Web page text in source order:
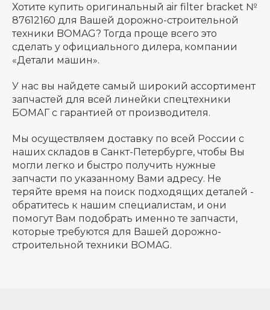
Хотите купить оригинальный air filter bracket №
87612160 для Вашей дорожно-строительной
техники BOMAG? Тогда проще всего это
сделать у официального дилера, компании
«Детали машин».
У нас вы найдете самый широкий ассортимент
запчастей для всей линейки спецтехники
БОМАГ с гарантией от производителя.
Мы осуществляем доставку по всей России с
наших складов в Санкт-Петербурге, чтобы Вы
могли легко и быстро получить нужные
запчасти по указанному Вами адресу. Не
теряйте время на поиск подходящих деталей -
обратитесь к нашим специалистам, и они
помогут Вам подобрать именно те запчасти,
которые требуются для Вашей дорожно-
строительной техники BOMAG.